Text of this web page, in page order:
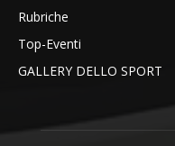
Rubriche
Top-Eventi
GALLERY DELLO SPORT